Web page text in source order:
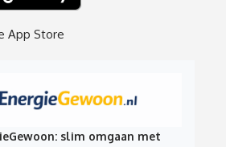
slim omgaan met